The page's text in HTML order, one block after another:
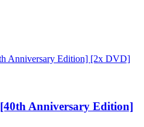
Anniversary Edition]